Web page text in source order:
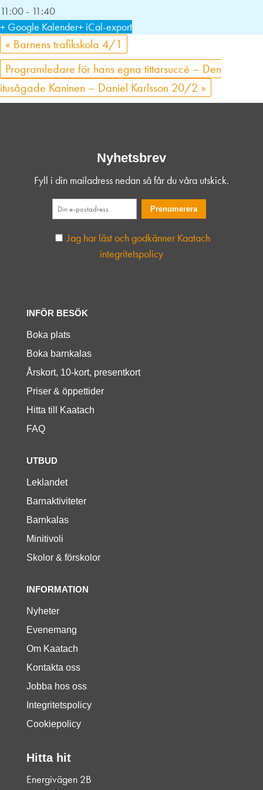
11:00 - 11:40
+ Google Kalender+ iCal-export
« Barnens trafikskola 4/1
Programledare för hans egna tittarsuccé – Den
itusågade Kaninen – Daniel Karlsson 20/2 »
Nyhetsbrev
Fyll i din mailadress nedan så får du våra utskick.
Jag har läst och godkänner Kaatach
integritetspolicy
INFÖR BESÖK
Boka plats
Boka barnkalas
Årskort, 10-kort, presentkort
Priser & öppettider
Hitta till Kaatach
FAQ
UTBUD
Leklandet
Barnaktiviteter
Barnkalas
Minitivoli
Skolor & förskolor
INFORMATION
Nyheter
Evenemang
Om Kaatach
Kontakta oss
Jobba hos oss
Integritetspolicy
Cookiepolicy
Hitta hit
Energivägen 2B